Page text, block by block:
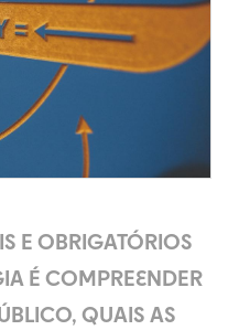
E OBRIGATÓRIOS
É COMPREENDER
QUAIS AS